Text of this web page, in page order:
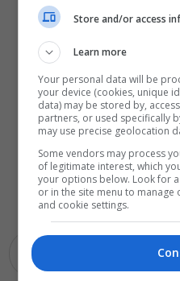
Puna
Store and/or access
Learn more
Your personal data will be
your device (cookies, unique
data) may be stored by,
partners, or used specifically
may use precise geolocation
Some vendors may process
of legitimate interest, which
your options below. Look for
or in the site menu to
and cookie settings.